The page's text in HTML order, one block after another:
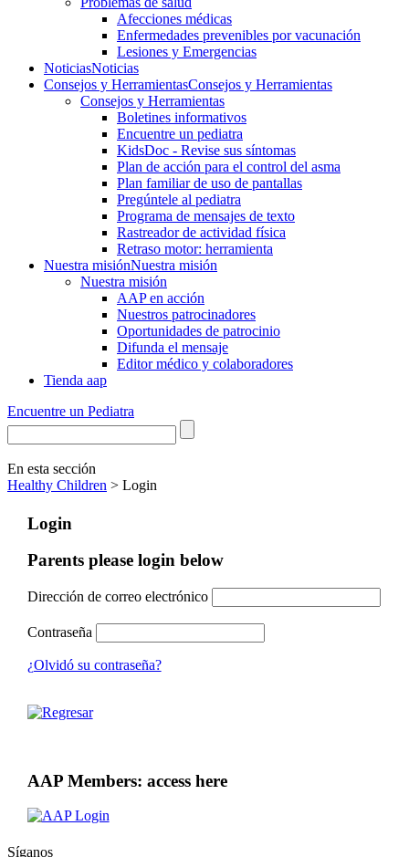
Afecciones médicas
Enfermedades prevenibles por vacunación
Lesiones y Emergencias
NoticiasNoticias
Consejos y HerramientasConsejos y Herramientas
Consejos y Herramientas
Boletines informativos
Encuentre un pediatra
KidsDoc - Revise sus síntomas
Plan de acción para el control del asma
Plan familiar de uso de pantallas
Pregúntele al pediatra
Programa de mensajes de texto
Rastre​​ador de activida​d física
Retraso motor: herramienta
Nuestra misiónNuestra misión
Nuestra misión
AAP en acción
Nuestros patrocinadores
Oportunidades de patrocinio
Difunda el mensaje
Editor médico y colaboradores
Tienda aap
Encuentre un Pediatra
En esta sección
Healthy Children > Login
Login
Parents please login below
Dirección de correo electrónico
Contraseña
¿Olvidó su contraseña?
AAP Members: access here
Síganos